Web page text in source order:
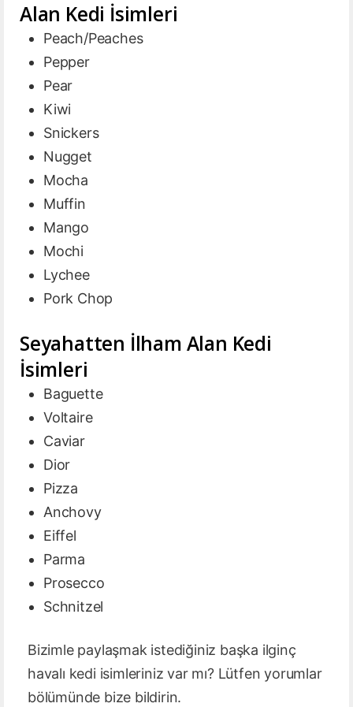
Alan Kedi İsimleri
Peach/Peaches
Pepper
Pear
Kiwi
Snickers
Nugget
Mocha
Muffin
Mango
Mochi
Lychee
Pork Chop
Seyahatten İlham Alan Kedi
İsimleri
Baguette
Voltaire
Caviar
Dior
Pizza
Anchovy
Eiffel
Parma
Prosecco
Schnitzel
Bizimle paylaşmak istediğiniz başka ilginç
havalı kedi isimleriniz var mı? Lütfen yorumlar
bölümünde bize bildirin.